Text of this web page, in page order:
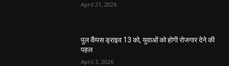
April 21, 2026
पुल कैंपस ड्राइव 13 को, युवाओं को होगी रोजगार देने की
पहल
April 3, 2026